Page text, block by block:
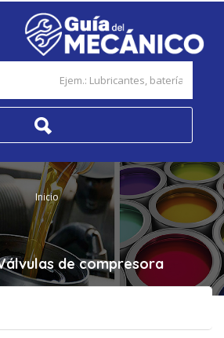
Inicio
de compresora